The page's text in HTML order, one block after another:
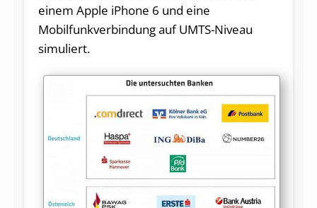
einem Apple iPhone 6 und eine
Mobilfunkverbindung auf UMTS-Niveau
simuliert.